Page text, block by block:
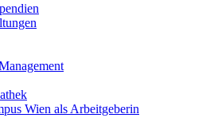
Wien als Arbeitgeberin